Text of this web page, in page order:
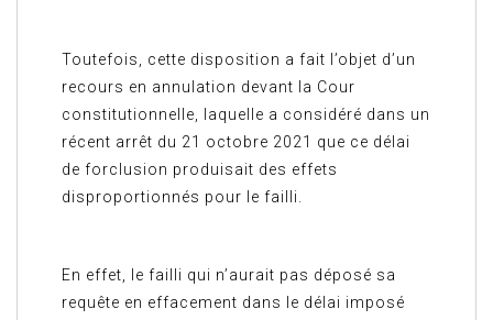
Toutefois, cette disposition a fait l’objet d’un
recours en annulation devant la Cour
constitutionnelle, laquelle a considéré dans un
récent arrêt du 21 octobre 2021 que ce délai
de forclusion produisait des effets
disproportionnés pour le failli.
En effet, le failli qui n’aurait pas déposé sa
requête en effacement dans le délai imposé